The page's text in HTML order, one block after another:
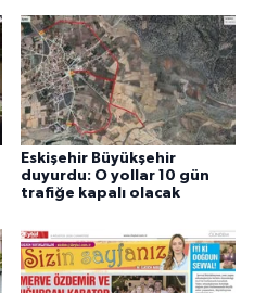
Eskişehir Büyükşehir
duyurdu: O yollar 10 gün
trafiğe kapalı olacak